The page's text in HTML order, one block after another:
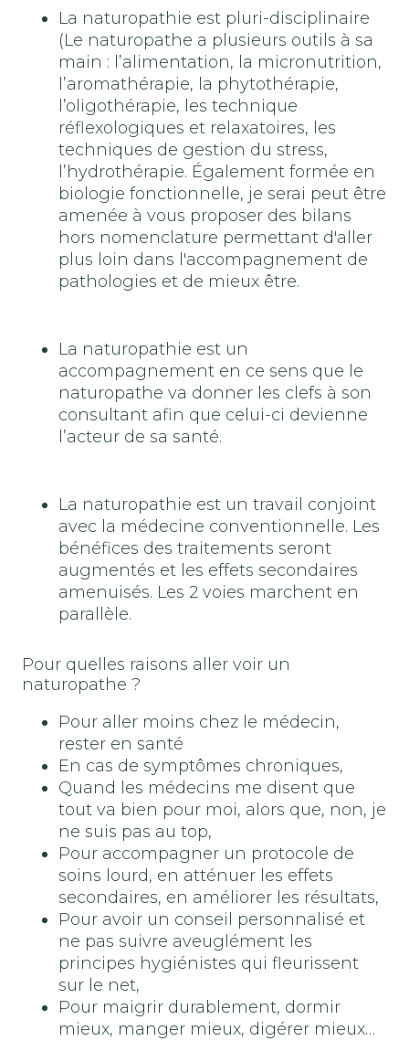
La naturopathie est pluri-disciplinaire
(Le naturopathe a plusieurs outils à sa
main : l’alimentation, la micronutrition,
l’aromathérapie, la phytothérapie,
l’oligothérapie, les technique
réflexologiques et relaxatoires, les
techniques de gestion du stress,
l’hydrothérapie. Également formée en
biologie fonctionnelle, je serai peut être
amenée à vous proposer des bilans
hors nomenclature permettant d'aller
plus loin dans l'accompagnement de
pathologies et de mieux être.
La naturopathie est un
accompagnement en ce sens que le
naturopathe va donner les clefs à son
consultant afin que celui-ci devienne
l’acteur de sa santé.
La naturopathie est un travail conjoint
avec la médecine conventionnelle. Les
bénéfices des traitements seront
augmentés et les effets secondaires
amenuisés. Les 2 voies marchent en
parallèle.
Pour quelles raisons aller voir un
naturopathe ?
Pour aller moins chez le médecin,
rester en santé
En cas de symptômes chroniques,
Quand les médecins me disent que
tout va bien pour moi, alors que, non, je
ne suis pas au top,
Pour accompagner un protocole de
soins lourd, en atténuer les effets
secondaires, en améliorer les résultats,
Pour avoir un conseil personnalisé et
ne pas suivre aveuglément les
principes hygiénistes qui fleurissent
sur le net,
Pour maigrir durablement, dormir
mieux, manger mieux, digérer mieux…